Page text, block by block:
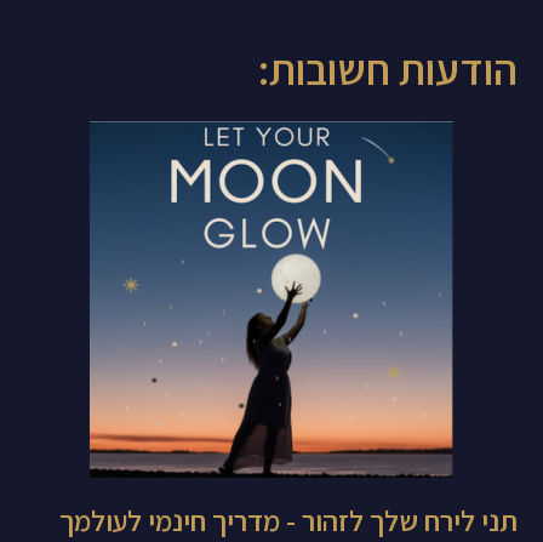
הודעות חשובות:
תני לירח שלך לזהור - מדריך חינמי לעולמך